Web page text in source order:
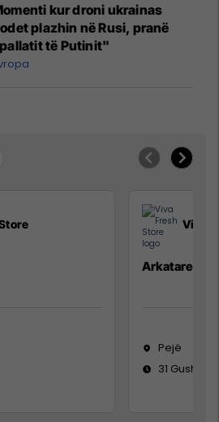
kur droni ukrainas
plazhin në Rusi, pranë
të Putinit"
Viva
Arkatare
Pejë
31 Gusht